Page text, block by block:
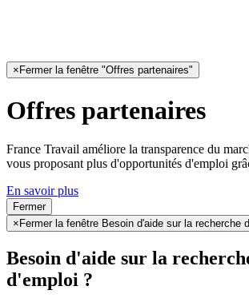
× Fermer la fenêtre "Offres partenaires"
Offres partenaires
France Travail améliore la transparence du
vous proposant plus d'opportunités d'emploi
En savoir plus
Fermer
× Fermer la fenêtre Besoin d'aide sur la recherche
Besoin d'aide sur la
d'emploi ?